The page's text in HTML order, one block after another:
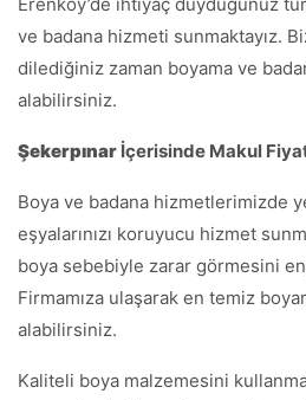
ve badana hizmeti sunmaktayız.
dilediğiniz zaman boyama ve
alabilirsiniz.
Şekerpınar İçerisinde Makul
Boya ve badana hizmetlerimizde
eşyalarınızı koruyucu hizmet
boya sebebiyle zarar görmesini
Firmamıza ulaşarak en temiz
alabilirsiniz.
Kaliteli boya malzemesini